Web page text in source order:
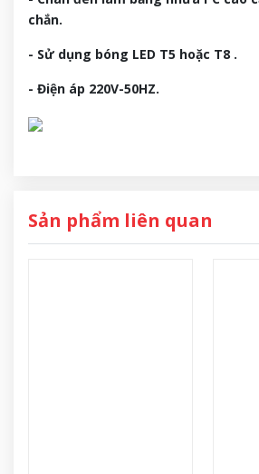
chắn.
- Sử dụng bóng LED T5 hoặc T8 .
- Điện áp 220V-50HZ.
Sản phẩm liên quan